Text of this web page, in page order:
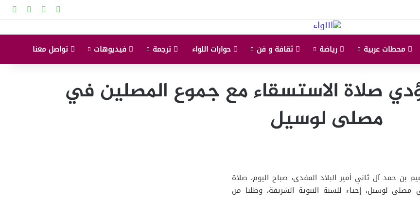
‫YouTube
محطات عربية رياضة ثقافة و فن حوارات اللواء ترجمة فيديوهات تواصل معنا
صلاة الاستسقاء مع جموع المصلين في
مصلى لوسيل
حمد آل ثاني أمير البلاد المفدى، صباح اليوم، صلاة
لوسيل، إحياء للسنة النبوية الشريفة، وطلبا من